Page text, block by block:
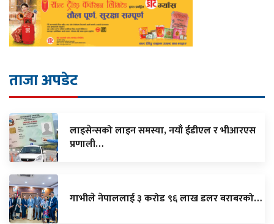
ताजा अपडेट
लाइसेन्सको लाइन समस्या, नयाँ ईडीएल र भीआरएस
प्रणाली…
गाभीले नेपाललाई ३ करोड ९६ लाख डलर बराबरको…